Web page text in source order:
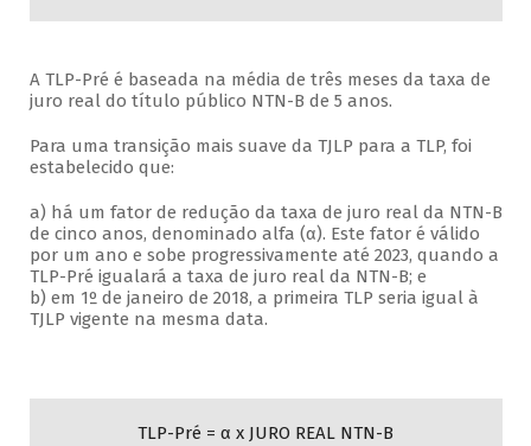
A TLP-Pré é baseada na média de três meses da taxa de
juro real do título público NTN-B de 5 anos.
Para uma transição mais suave da TJLP para a TLP, foi
estabelecido que:
a) há um fator de redução da taxa de juro real da NTN-B
de cinco anos, denominado alfa (α). Este fator é válido
por um ano e sobe progressivamente até 2023, quando a
TLP-Pré igualará a taxa de juro real da NTN-B; e
b) em 1º de janeiro de 2018, a primeira TLP seria igual à
TJLP vigente na mesma data.
TLP-Pré = α x JURO REAL NTN-B